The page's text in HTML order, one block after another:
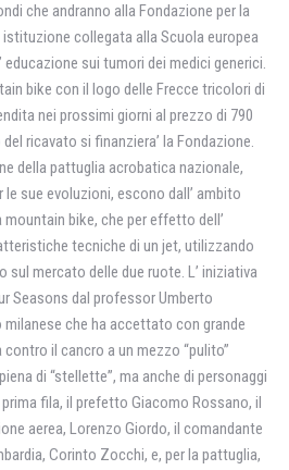
che andranno alla Fondazione per la
collegata alla Scuola europea
educazione sui tumori dei medici generici.
bike con il logo delle Frecce tricolori di
nei prossimi giorni al prezzo di 790
ricavato si finanziera’ la Fondazione.
della pattuglia acrobatica nazionale,
sue evoluzioni, escono dall’ ambito
bike, che per effetto dell’
tecniche di un jet, utilizzando
sul mercato delle due ruote. L’ iniziativa
Seasons dal professor Umberto
che ha accettato con grande
il cancro a un mezzo “pulito”
di “stellette”, ma anche di personaggi
fila, il prefetto Giacomo Rossano, il
aerea, Lorenzo Giordo, il comandante
Corinto Zocchi, e, per la pattuglia,